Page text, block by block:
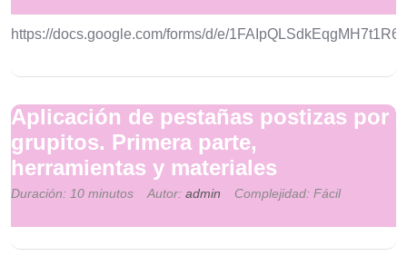
https://docs.google.com/forms/d/e/
Aplicación de pestañas postizas por
grupitos. Primera parte,
herramientas y materiales
Duración: 10 minutos Autor: admin Complejidad: Fácil